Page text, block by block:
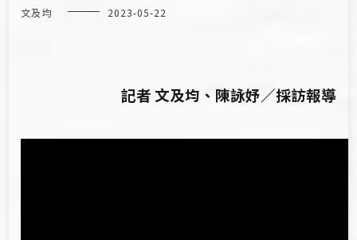
文及均 2023-05-22
記者 文及均、陳詠妤／採訪報導